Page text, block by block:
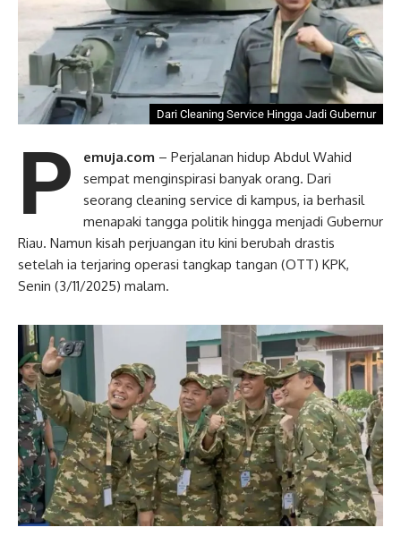
Dari Cleaning Service Hingga Jadi Gubernur
P emuja.com – Perjalanan hidup Abdul Wahid
sempat menginspirasi banyak orang. Dari
seorang cleaning service di kampus, ia berhasil
menapaki tangga politik hingga menjadi Gubernur
Riau. Namun kisah perjuangan itu kini berubah drastis
setelah ia terjaring operasi tangkap tangan (OTT) KPK,
Senin (3/11/2025) malam.